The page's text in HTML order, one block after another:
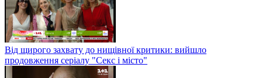
Від щирого захвату до нищівної критики: вийшло
продовження серіалу "Секс і місто"